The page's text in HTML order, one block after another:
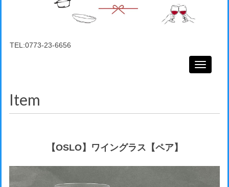
TEL:0773-23-6656
Toggle
Item
【OSLO】ワイングラス【ペア】